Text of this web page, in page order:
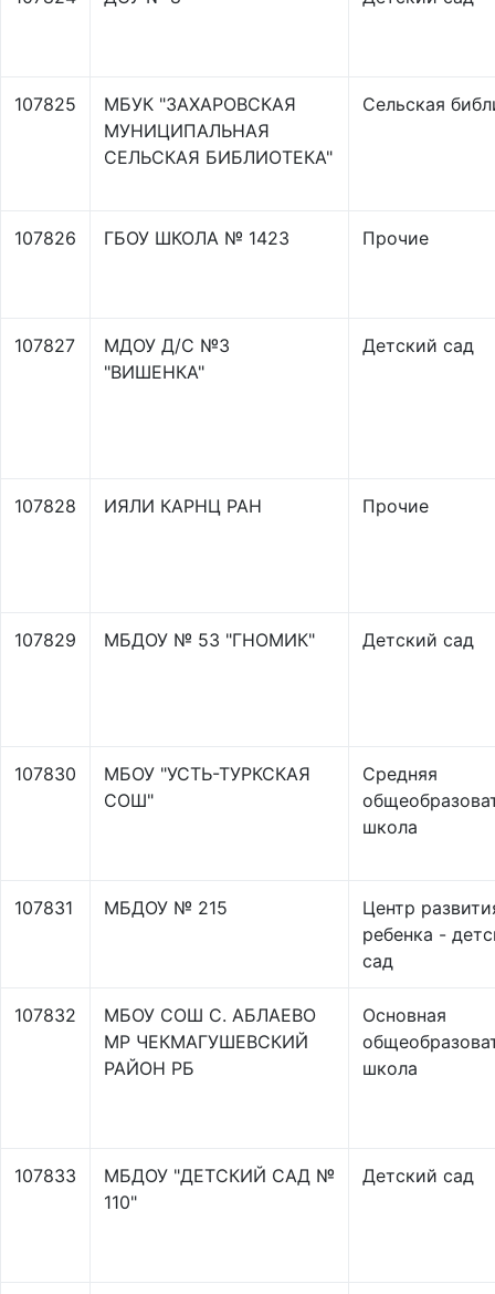
107825
МБУК "ЗАХАРОВСКАЯ
МУНИЦИПАЛЬНАЯ
СЕЛЬСКАЯ БИБЛИОТЕКА"
Сельская
107826 ГБОУ ШКОЛА № 1423 Прочие
107827
МДОУ Д/С №3
"ВИШЕНКА"
Детский сад
107828 ИЯЛИ КАРНЦ РАН Прочие
107829 МБДОУ № 53 "ГНОМИК" Детский сад
107830
МБОУ "УСТЬ-ТУРКСКАЯ
СОШ"
Средняя
школа
107831 МБДОУ № 215
Центр
ребенка -
сад
107832
МБОУ СОШ С. АБЛАЕВО
МР ЧЕКМАГУШЕВСКИЙ
РАЙОН РБ
Основная
школа
107833
МБДОУ "ДЕТСКИЙ САД №
110"
Детский сад